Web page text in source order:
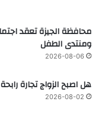
محافظة الجيزة تعقد
ومنتدى الطفل
2026-08-06
هل اصبح الزواج تجارة
2026-08-02